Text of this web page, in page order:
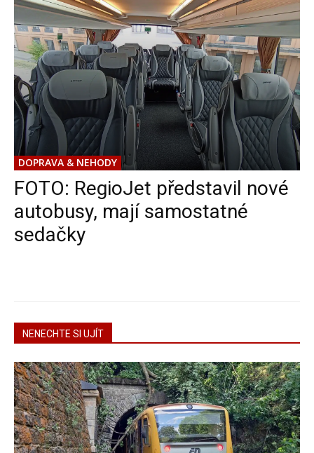
DOPRAVA & NEHODY
FOTO: RegioJet představil nové
autobusy, mají samostatné
sedačky
NENECHTE SI UJÍT